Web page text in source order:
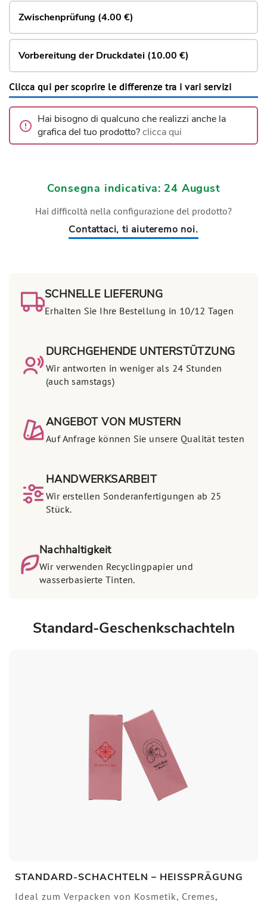
Zwischenprüfung (4.00 €)
Vorbereitung der Druckdatei (10.00 €)
Clicca qui per scoprire le differenze tra i vari servizi
Hai bisogno di qualcuno che realizzi anche la
grafica del tuo prodotto?clicca qui
Consegna indicativa: 24 August
Hai difficoltà nella configurazione del prodotto?
Contattaci, ti aiuteremo noi.
SCHNELLE LIEFERUNG
Erhalten Sie Ihre Bestellung in 10/12 Tagen
DURCHGEHENDE UNTERSTÜTZUNG
Wir antworten in weniger als 24 Stunden
(auch samstags)
ANGEBOT VON MUSTERN
Auf Anfrage können Sie unsere Qualität testen
HANDWERKSARBEIT
Wir erstellen Sonderanfertigungen ab 25
Stück.
Nachhaltigkeit
Wir verwenden Recyclingpapier und
wasserbasierte Tinten.
Standard-Geschenkschachteln
STANDARD-SCHACHTELN – HEISSPRÄGUNG
Ideal zum Verpacken von Kosmetik, Cremes,